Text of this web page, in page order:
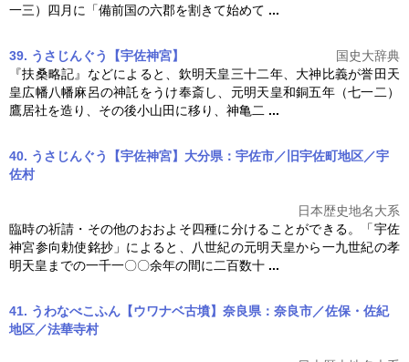
一三）四月に「備前国の六郡を割きて始めて ...
39. うさじんぐう【宇佐神宮】
国史大辞典
『扶桑略記』などによると、欽明天皇三十二年、大神比義が誉田天
皇広幡八幡麻呂の神託をうけ奉斎し、 元明天皇和銅五年（七一二）
鷹居社を造り、その後小山田に移り、神亀二 ...
40. うさじんぐう【宇佐神宮】大分県：宇佐市／旧宇佐町地区／宇
佐村
日本歴史地名大系
臨時の祈請・その他のおおよそ四種に分けることができる。「宇佐
神宮参向勅使銘抄」によると、八世紀の元明天皇から一九世紀の孝
明天皇までの一千一〇〇余年の間に二百数十 ...
41. うわなべこふん【ウワナベ古墳】奈良県：奈良市／佐保・佐紀
地区／法華寺村